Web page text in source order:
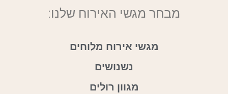
מבחר מגשי האירוח שלנו:
מגשי אירוח מלוחים
נשנושים
מגוון רולים